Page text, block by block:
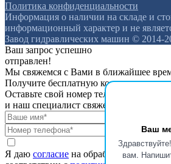
Ваш
вам.
Политика конфиденциальности
Информация о наличии на складе и
информационный характер и не
Завод гидравлических машин © 2014-
Ваш запрос успешно
отправлен!
Мы свяжемся с Вами в ближайшее
Получите бесплатную консультацию
Оставьте свой номер телефона
и наш специалист свяжется с вами
Я даю согласие на обработку